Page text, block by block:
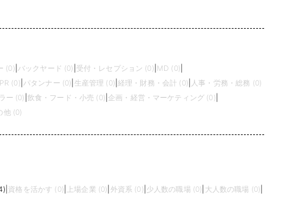
(0) バックヤード (0) 受付・レセプション (0) MD (0)
(0) パタンナー (0) 生産管理 (0) |経理・財務・会計 (0) 人事・労務・総務 (0)
ー (0) 飲食・フード・小売 (0) 企画・経営・マーケティング (0)
他 (0)
資格を活かす (0) 上場企業 (0) 外資系 (0) 少人数の職場 (0) 大人数の職場 (0)